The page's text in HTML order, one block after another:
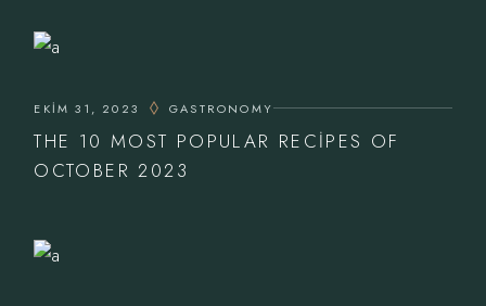
EKIM 31, 2023 GASTRONOMY
THE 10 MOST POPULAR RECIPES OF
OCTOBER 2023